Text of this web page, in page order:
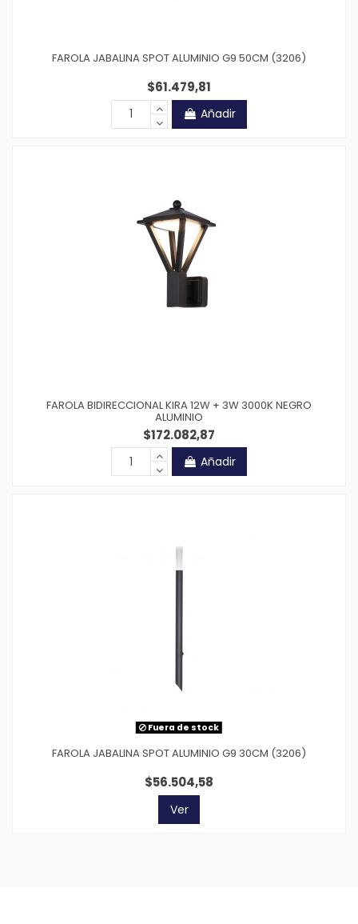
FAROLA JABALINA SPOT ALUMINIO G9 50CM (3206)
$61.479,81
Añadir
FAROLA BIDIRECCIONAL KIRA 12W + 3W 3000K NEGRO
ALUMINIO
$172.082,87
Añadir
Fuera de stock
FAROLA JABALINA SPOT ALUMINIO G9 30CM (3206)
$56.504,58
Ver